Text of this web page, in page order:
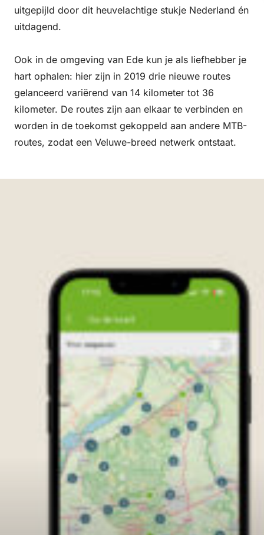
uitgepijld door dit heuvelachtige stukje Nederland én
uitdagend.
Ook in de omgeving van Ede kun je als liefhebber je
hart ophalen: hier zijn in 2019 drie nieuwe routes
gelanceerd variërend van 14 kilometer tot 36
kilometer. De routes zijn aan elkaar te verbinden en
worden in de toekomst gekoppeld aan andere MTB-
routes, zodat een Veluwe-breed netwerk ontstaat.